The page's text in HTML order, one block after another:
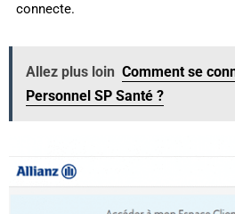
connecte.
Allez plus loin Comment se
Personnel SP Santé ?